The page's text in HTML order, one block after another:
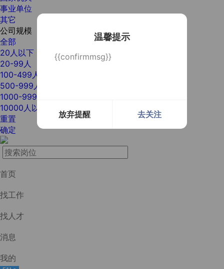
温馨提示
{{confirmmsg}}
放弃提醒 去关注
事业单位
其它
公司规模
全部
20人以下
20-99人
100-499人
500-999人
1000-9999人
10000人以上
重置
确定
首页
找工作
找人才
消息
我的